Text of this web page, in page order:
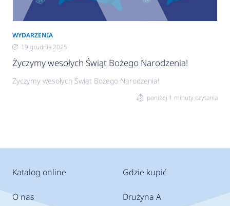
WYDARZENIA
19 grudnia 2025
Życzymy wesołych Świąt Bożego Narodzenia!
Życzymy wesołych Świąt Bożego Narodzenia!
poniżej 1 minuty czytania
Katalog online
O nas
Gdzie kupić
Drużyna A